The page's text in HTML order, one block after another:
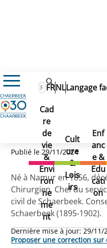
FRNLLangage
Cad
re
de
vie
&
Envi
ron
ne
me
nt
Cult
ure
&
Lois
irs
Enf
anc
e &
Edu
cati
on
LAMBOTTE Elie
LAMBOTTE
Docteur)
LAMBOTTE
Docteur)
Publié le 29/11/2024
Né à Namur en 1856,
Chirurgien. Chef du
civil de Schaerbeek.
Schaerbeek (1895-1902).
Dernière mise à jour:29/11/
Proposer une correction sur